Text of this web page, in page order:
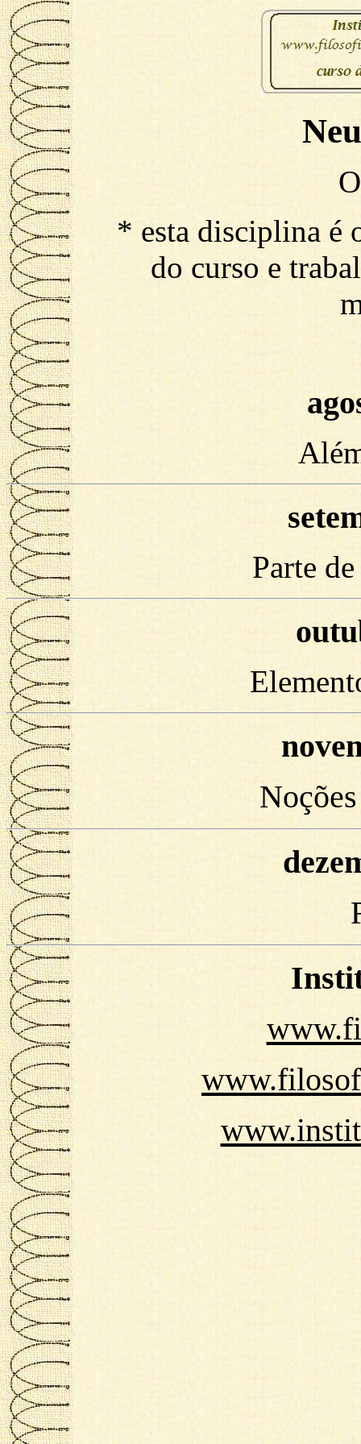
* esta disciplina é
do curso e
Parte